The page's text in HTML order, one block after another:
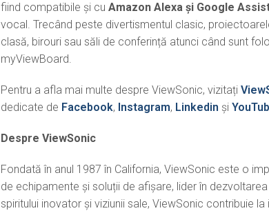
fiind compatibile și cuAmazon Alexa și Google
vocal. Trecând peste divertismentul clasic,
clasă, birouri sau săli de conferință atunci când sunt
myViewBoard.
Pentru a afla mai multe despre ViewSonic, vizitați
dedicate de Facebook, Instagram, Linkedin și
Despre ViewSonic
Fondată în anul 1987 în California, ViewSonic este o
de echipamente și soluții de afișare, lider în
spiritului inovator și viziunii sale, ViewSonic contribuie